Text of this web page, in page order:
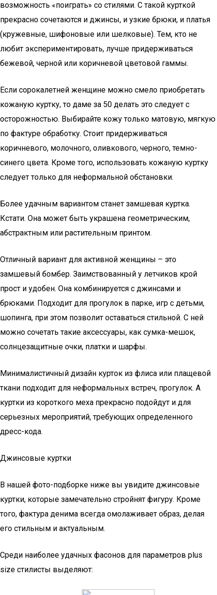
возможность «поиграть» со стилями. С такой курткой
прекрасно сочетаются и джинсы, и узкие брюки, и платья
(кружевные, шифоновые или шелковые). Тем, кто не
любит экспериментировать, лучше придерживаться
бежевой, черной или коричневой цветовой гаммы.
Если сорокалетней женщине можно смело приобретать
кожаную куртку, то даме за 50 делать это следует с
осторожностью. Выбирайте кожу только матовую, мягкую
по фактуре обработку. Стоит придерживаться
коричневого, молочного, оливкового, черного, темно-
синего цвета. Кроме того, использовать кожаную куртку
следует только для неформальной обстановки.
Более удачным вариантом станет замшевая куртка.
Кстати. Она может быть украшена геометрическим,
абстрактным или растительным принтом.
Отличный вариант для активной женщины – это
замшевый бомбер. Заимствованный у летчиков крой
прост и удобен. Она комбинируется с джинсами и
брюками. Подходит для прогулок в парке, игр с детьми,
шопинга, при этом позволит оставаться стильной. С ней
можно сочетать такие аксессуары, как сумка-мешок,
солнцезащитные очки, платки и шарфы.
Минималистичный дизайн курток из флиса или плащевой
ткани подходит для неформальных встреч, прогулок. А
куртки из короткого меха прекрасно подойдут и для
серьезных мероприятий, требующих определенного
дресс-кода.
Джинсовые куртки
В нашей фото-подборке ниже вы увидите джинсовые
куртки, которые замечательно стройнят фигуру. Кроме
того, фактура денима всегда омолаживает образ, делая
его стильным и актуальным.
Среди наиболее удачных фасонов для параметров plus
size стилисты выделяют: